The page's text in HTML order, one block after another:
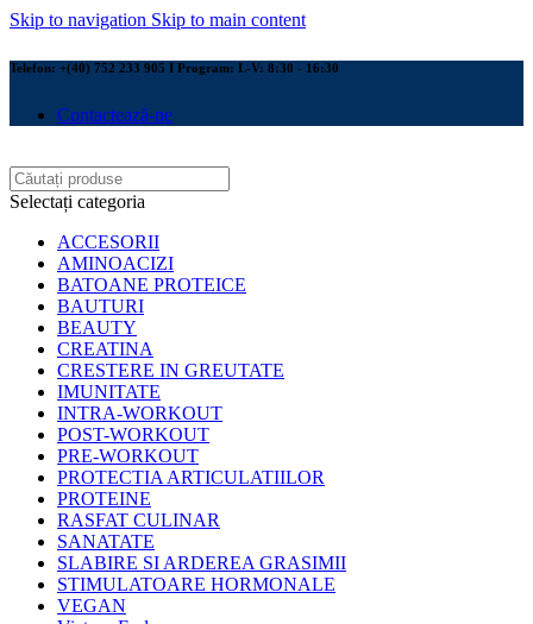
Skip to navigation Skip to main content
Telefon: +(40) 752 233 905 I Program: L-V: 8:30 - 16:30
Contactează-ne
Selectați categoria
ACCESORII
AMINOACIZI
BATOANE PROTEICE
BAUTURI
BEAUTY
CREATINA
CRESTERE IN GREUTATE
IMUNITATE
INTRA-WORKOUT
POST-WORKOUT
PRE-WORKOUT
PROTECTIA ARTICULATIILOR
PROTEINE
RASFAT CULINAR
SANATATE
SLABIRE SI ARDEREA GRASIMII
STIMULATOARE HORMONALE
VEGAN